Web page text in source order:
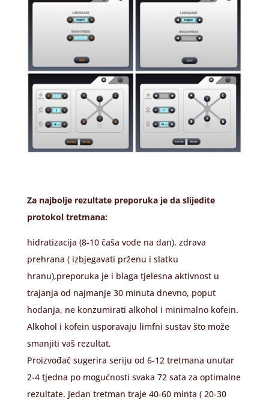
Za najbolje rezultate preporuka je da slijedite
protokol tretmana:
hidratizacija (8-10 čaša vode na dan), zdrava
prehrana ( izbjegavati prženu i slatku
hranu),preporuka je i blaga tjelesna aktivnost u
trajanja od najmanje 30 minuta dnevno, poput
hodanja, ne konzumirati alkohol i minimalno kofein.
Alkohol i kofein usporavaju limfni sustav što može
smanjiti vaš rezultat.
Proizvođač sugerira seriju od 6-12 tretmana unutar
2-4 tjedna po mogućnosti svaka 72 sata za optimalne
rezultate. Jedan tretman traje 40-60 minta ( 20-30